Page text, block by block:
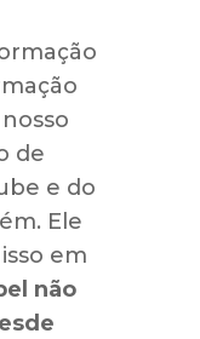
de
e do
Ele
em
não